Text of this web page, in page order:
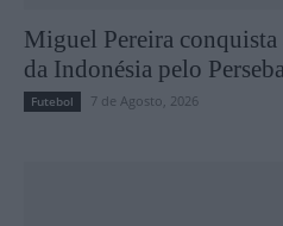
Miguel Pereira conquista
da Indonésia pelo
Futebol 7 de Agosto, 2026